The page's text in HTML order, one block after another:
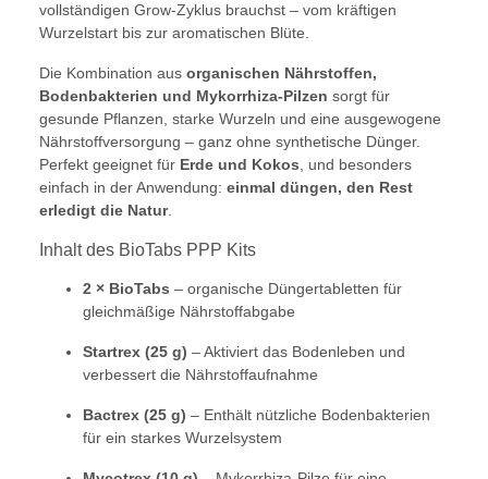
vollständigen Grow-Zyklus brauchst – vom kräftigen
Wurzelstart bis zur aromatischen Blüte.
Die Kombination aus organischen Nährstoffen,
Bodenbakterien und Mykorrhiza-Pilzen sorgt für
gesunde Pflanzen, starke Wurzeln und eine ausgewogene
Nährstoffversorgung – ganz ohne synthetische Dünger.
Perfekt geeignet für Erde und Kokos, und besonders
einfach in der Anwendung: einmal düngen, den Rest
erledigt die Natur.
Inhalt des BioTabs PPP Kits
2 × BioTabs – organische Düngertabletten für
gleichmäßige Nährstoffabgabe
Startrex (25 g) – Aktiviert das Bodenleben und
verbessert die Nährstoffaufnahme
Bactrex (25 g) – Enthält nützliche Bodenbakterien
für ein starkes Wurzelsystem